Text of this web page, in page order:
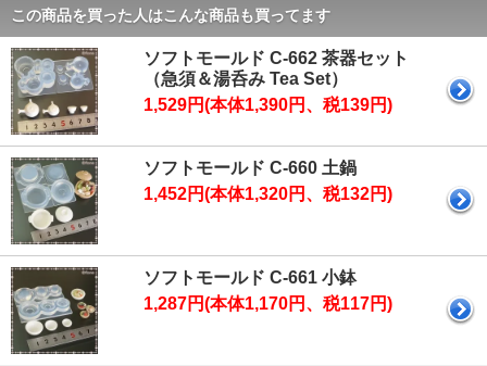
この商品を買った人はこんな商品も買ってます
ソフトモールド C-662 茶器セット
（急須＆湯呑み Tea Set）
1,529円(本体1,390円、税139円)
ソフトモールド C-660 土鍋
1,452円(本体1,320円、税132円)
ソフトモールド C-661 小鉢
1,287円(本体1,170円、税117円)